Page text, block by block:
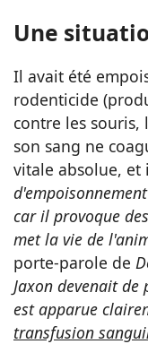
Une
Il avait été
rodenticide
contre les souris,
son sang ne
vitale absolue,
car il provoque
met la vie de
porte-parole de
Jaxon devenait
est apparue
transfusion